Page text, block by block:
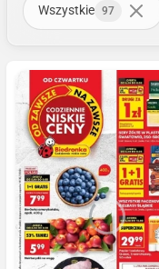
Wszystkie 97